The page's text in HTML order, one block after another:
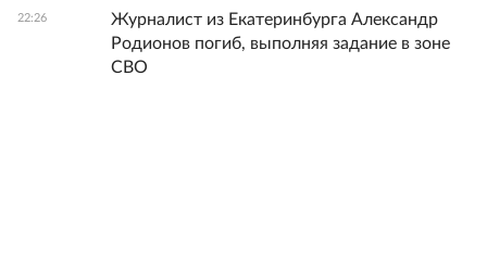
22:26
Журналист из Екатеринбурга Александр
Родионов погиб, выполняя задание в зоне
СВО